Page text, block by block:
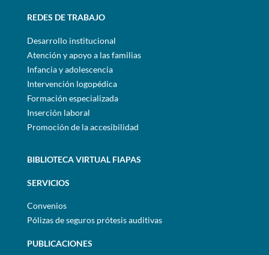
REDES DE TRABAJO
Desarrollo institucional
Atención y apoyo a las familias
Infancia y adolescencia
Intervención logopédica
Formación especializada
Inserción laboral
Promoción de la accesibilidad
BIBLIOTECA VIRTUAL FIAPAS
SERVICIOS
Convenios
Pólizas de seguros prótesis auditivas
PUBLICACIONES